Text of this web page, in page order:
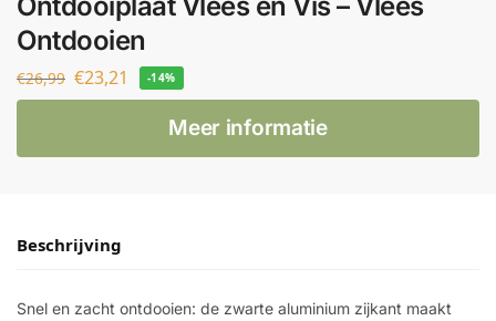
Ontdooien
€26,99 €23,21 -14%
Meer informatie
Beschrijving
Snel en zacht ontdooien: de zwarte aluminium zijkant maakt